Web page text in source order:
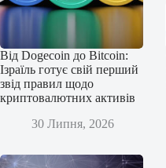
Від Dogecoin до Bitcoin:
Ізраїль готує свій перший
звід правил щодо
криптовалютних активів
30 Липня, 2026